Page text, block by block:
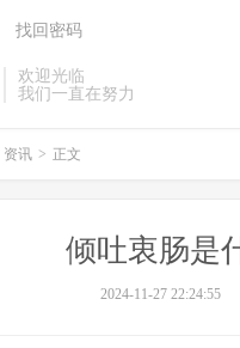
欢迎光临
我们一直在努力
找回密码
资讯 > 正文
倾吐衷肠是
2024-11-27 22:24:55